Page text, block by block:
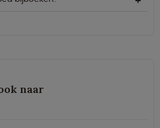
naar